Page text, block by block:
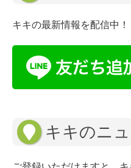
キキの最新情報を配信中！
キキのニ